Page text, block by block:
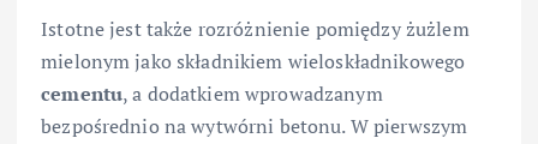
Istotne jest także rozróżnienie pomiędzy żużlem
mielonym jako składnikiem wieloskładnikowego
cementu, a dodatkiem wprowadzanym
bezpośrednio na wytwórni betonu. W pierwszym